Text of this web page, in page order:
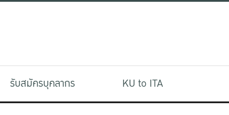
รับสมัครบุคลากร KU to ITA